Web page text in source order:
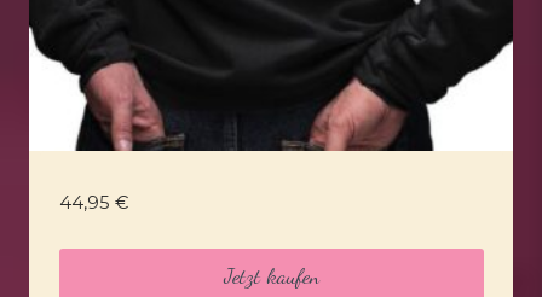
44,95 €
Jetzt kaufen